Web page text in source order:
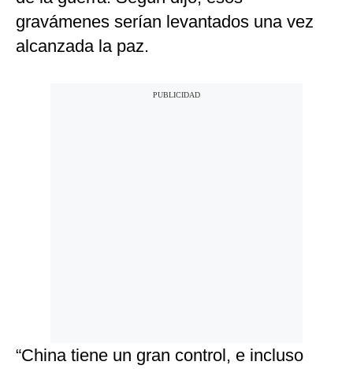
gravámenes serían levantados una vez
alcanzada la paz.
“China tiene un gran control, e incluso